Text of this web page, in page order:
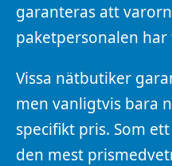
garanteras att
paketpersonalen har
Vissa nätbutiker
men vanligtvis bara
specifikt pris. Som
den mest